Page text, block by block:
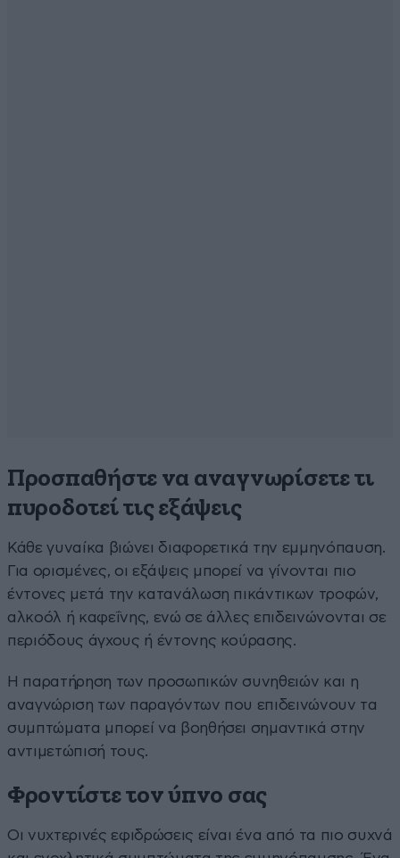
Προσπαθήστε να αναγνωρίσετε τι
πυροδοτεί τις εξάψεις
Κάθε γυναίκα βιώνει διαφορετικά την εμμηνόπαυση.
Για ορισμένες, οι εξάψεις μπορεί να γίνονται πιο
έντονες μετά την κατανάλωση πικάντικων τροφών,
αλκοόλ ή καφεΐνης, ενώ σε άλλες επιδεινώνονται σε
περιόδους άγχους ή έντονης κούρασης.
Η παρατήρηση των προσωπικών συνηθειών και η
αναγνώριση των παραγόντων που επιδεινώνουν τα
συμπτώματα μπορεί να βοηθήσει σημαντικά στην
αντιμετώπισή τους.
Φροντίστε τον ύπνο σας
Οι νυχτερινές εφιδρώσεις είναι ένα από τα πιο συχνά